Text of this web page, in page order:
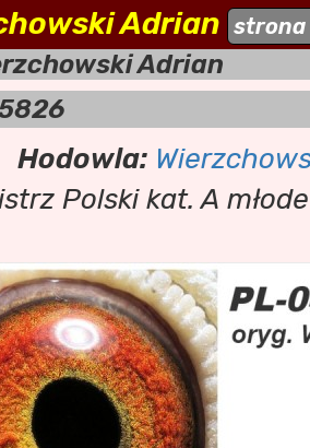
naszehodowle.pl
Adrian strona
Adrian
Hodowla:
Polski kat. A